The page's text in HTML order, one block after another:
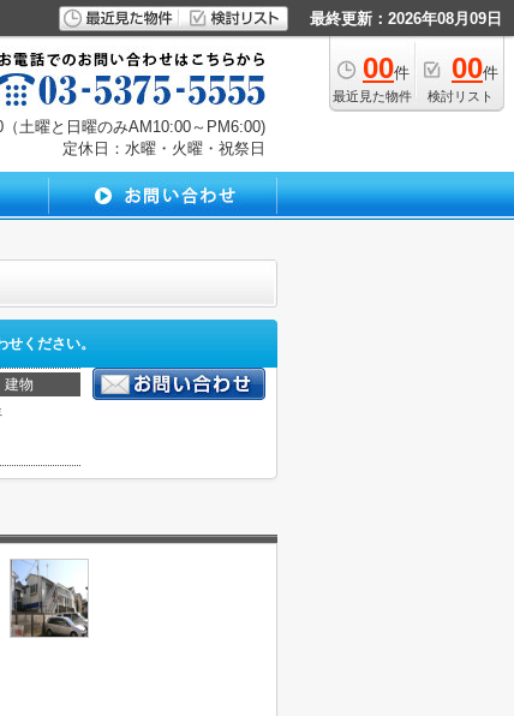
最終更新：2026年08月09日
00件
最近見た物件
00件
検討リスト
土曜と日曜のみAM10:00～PM6:00)
定休日：水曜・火曜・祝祭日
ください。
建物